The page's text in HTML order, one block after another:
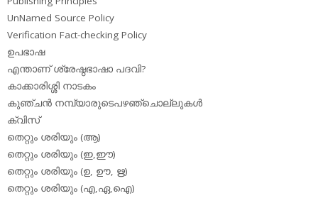
UnNamed Source Policy
Verification Fact-checking Policy
ഉപഭാഷ
എന്താണ് ശ്രേഷ്ഠഭാഷാ പദവി?
കാക്കാരിശ്ശി നാടകം
കുഞ്ചന്‍ നമ്പ്യാരുടെപഴഞ്ചൊല്ലുകള്‍
ക്വിസ്
തെറ്റും ശരിയും (ആ)
തെറ്റും ശരിയും (ഇ,ഈ)
തെറ്റും ശരിയും (ഉ, ഊ, ഋ)
തെറ്റും ശരിയും (എ,ഏ,ഐ)